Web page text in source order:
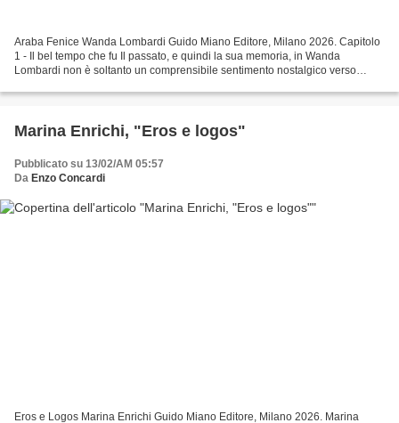
Araba Fenice Wanda Lombardi Guido Miano Editore, Milano 2026. Capitolo
1 - Il bel tempo che fu Il passato, e quindi la sua memoria, in Wanda
Lombardi non è soltanto un comprensibile sentimento nostalgico verso
Marina Enrichi, "Eros e logos"
Pubblicato su 13/02/AM 05:57
Da Enzo Concardi
Eros e Logos Marina Enrichi Guido Miano Editore, Milano 2026. Marina